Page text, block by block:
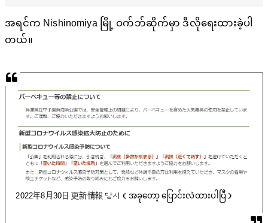
အရင်က Nishinomiya မြို့ ဝက်ဘ်ဆိုက်မှာ ဒီလိုရေးထားခဲ့ပါ
တယ်။
2022年8月30日 更新情報 당시（အခုတော့ ပြောင်းလဲထားပါပြီ）